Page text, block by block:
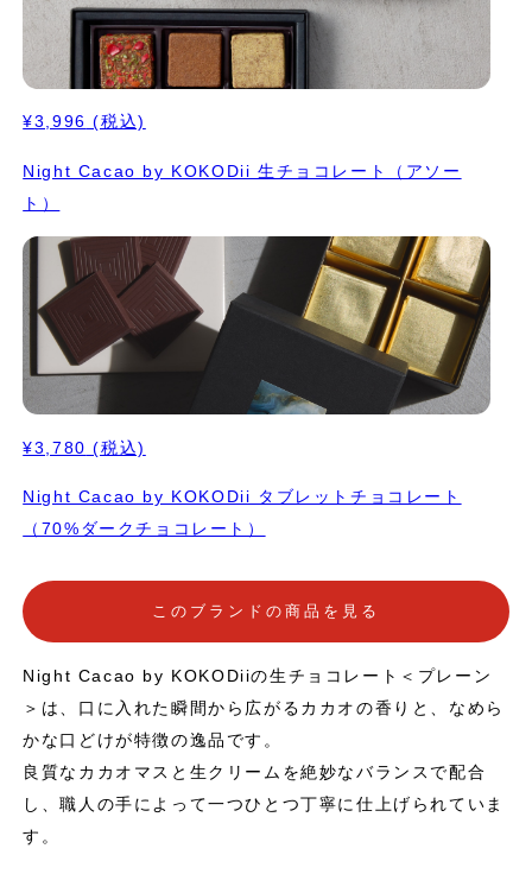
¥3,996 (税込)
Night Cacao by KOKODii 生チョコレート（アソー
ト）
¥3,780 (税込)
Night Cacao by KOKODii タブレットチョコレート
（70%ダークチョコレート）
このブランドの商品を見る
Night Cacao by KOKODiiの生チョコレート＜プレーン
＞は、口に入れた瞬間から広がるカカオの香りと、なめら
かな口どけが特徴の逸品です。
良質なカカオマスと生クリームを絶妙なバランスで配合
し、職人の手によって一つひとつ丁寧に仕上げられていま
す。